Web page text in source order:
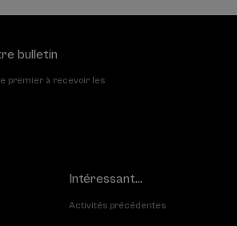
bulletin
premier à recevoir les
Intéressant...
Activités précédentes